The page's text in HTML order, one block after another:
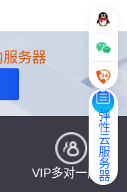
弹性云服务器
服务器
VIP多对一服务